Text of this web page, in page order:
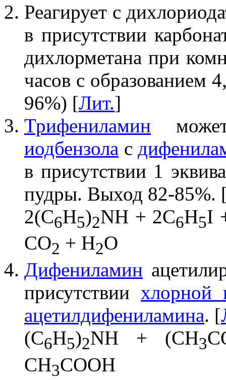
Реагирует с
в присутствии
дихлорметана при
часов с образованием
96%) [Лит.]
Трифениламин
иодбензола с
в присутствии 1
пудры. Выход 82-85%.
2(C6H5)2NH + 2C6H5I
CO2 + H2O
Дифениламин
присутствии хлорной
ацетилдифениламина. [
(C6H5)2NH + (CH3
CH3COOH